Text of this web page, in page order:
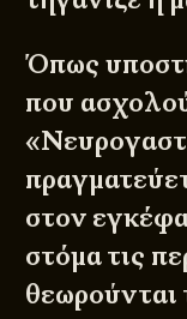
Όπως
που
στον
στόμα τις
θεωρούνται